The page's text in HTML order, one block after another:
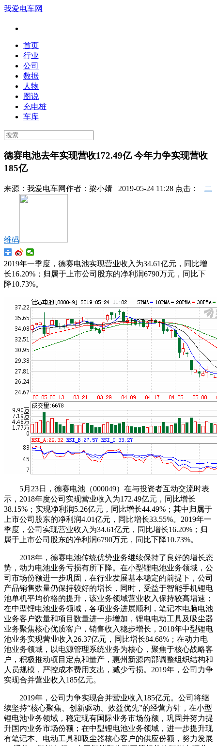
我爱电车网
首页
行业
公司
数据
人物
图说
充电桩
车库
德赛电池去年实现营收172.49亿 今年力争实现营收
185亿
来源： 我爱电车网作者： 梁小婧 2019-05-24 11:28 点击： 二
维码
2019年一季度，德赛电池实现营业收入为34.61亿元，同比增
长16.20%；归属于上市公司股东的净利润6790万元，同比下
降10.73%。
5月23日，德赛电池（000049）在与投资者互动交流时表
示， 2018年度公司 实现营业收入为172.49亿元，同比增长
38.15%；实现净利润5.26亿元，同比增长44.49%；其中归属于
上市公司股东的净利润4.01亿元，同比增长33.55%。2019年一
季度，公司实现营业收入为34.61亿元，同比增长16.20%；归
属于上市公司股东的净利润6790万元，同比下降10.73%。
2018年，德赛电池传统优势业务继续保持了良好的增长态
势，动力电池业务亏损有所下降。在小型锂电池业务领域，公
司市场份额进一步巩固，在行业发展基本稳定的前提下，公司
产品销售数量仍保持较好的增长，同时，受益于智能手机锂电
池单机平均价格的提升，该业务领域营业收入保持较高增速；
在中型锂电池业务领域，各项业务进展顺利，笔记本电脑电池
业务客户数量和项目数量进一步增加，锂电电动工具及吸尘器
业务聚焦核心优质客户，销售收入稳步增长，2018年中型锂电
池业务实现营业收入26.37亿元，同比增长84.68%；在动力电
池业务领域，以电源管理系统业务为核心，聚焦于核心战略客
户，积极推动项目定点和量产，惠州新源内部调整组织结构和
人员规模，严控成本费用支出，减少亏损。2019年，公司力争
实现合并营业收入185亿元。
2019年，公司力争实现合并营业收入185亿元。公司将继
续坚持“核心聚焦、创新驱动、效益优先”的经营方针，在小型
锂电池业务领域，稳定现有国际业务市场份额，巩固并努力提
升国内业务市场份额；在中型锂电池业务领域，进一步提升现
有笔记本、电动工具和吸尘器核心客户的供应份额，努力发展